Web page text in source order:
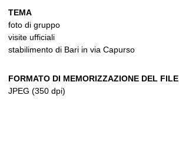
TEMA
foto di gruppo
visite ufficiali
stabilimento di Bari in via Capurso
FORMATO DI MEMORIZZAZIONE DEL FILE
JPEG (350 dpi)